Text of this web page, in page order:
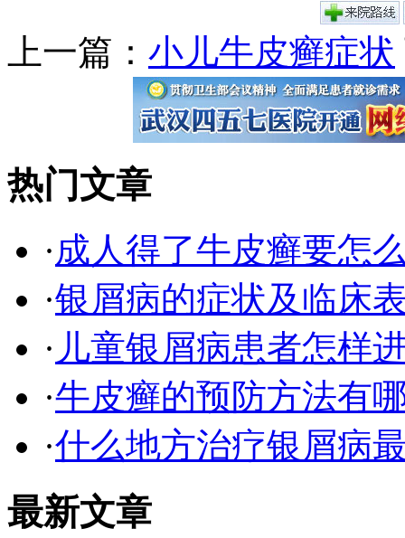
上一篇： 小儿牛皮癣症状
热门文章
·成人得了牛皮癣要怎
·银屑病的症状及临床
· 儿童银屑病患者怎样
·牛皮癣的预防方法有
·什么地方治疗银屑病
最新文章